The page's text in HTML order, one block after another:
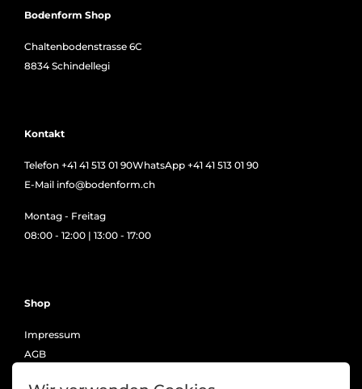
Bodenform Shop
Chaltenbodenstrasse 6C
8834 Schindellegi
Kontakt
Telefon +41 41 513 01 90WhatsApp +41 41 513 01 90
E-Mail info@bodenform.ch
Montag - Freitag
08:00 - 12:00 | 13:00 - 17:00
Shop
Impressum
AGB